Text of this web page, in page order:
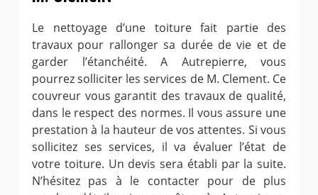
Le nettoyage d’une toiture fait partie des
travaux pour rallonger sa durée de vie et de
garder l’étanchéité. A Autrepierre, vous
pourrez solliciter les services de M. Clement. Ce
couvreur vous garantit des travaux de qualité,
dans le respect des normes. Il vous assure une
prestation à la hauteur de vos attentes. Si vous
sollicitez ses services, il va évaluer l’état de
votre toiture. Un devis sera établi par la suite.
N’hésitez pas à le contacter pour de plus